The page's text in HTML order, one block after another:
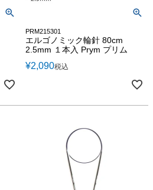
PRM215301
エルゴノミック輪針 80cm
2.5mm １本入 Prym プリム
¥2,090税込